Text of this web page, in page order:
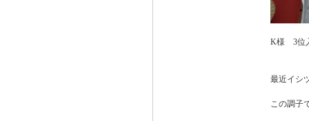
K様 3位
最近イシ
この調子